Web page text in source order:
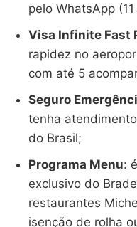
pelo WhatsApp
Visa Infinite Fast
rapidez no
com até 5
Seguro
tenha
do Brasil;
Programa Menu:
exclusivo do
restaurantes
isenção de rolha